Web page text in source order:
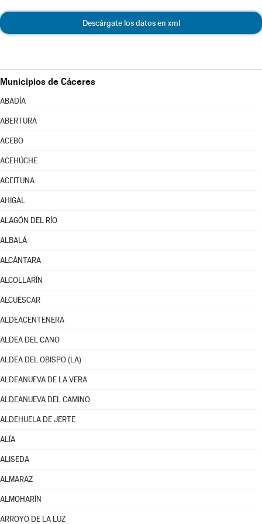
Descárgate los datos en xml
Municipios de Cáceres
ABADÍA
ABERTURA
ACEBO
ACEHÚCHE
ACEITUNA
AHIGAL
ALAGÓN DEL RÍO
ALBALÁ
ALCÁNTARA
ALCOLLARÍN
ALCUÉSCAR
ALDEACENTENERA
ALDEA DEL CANO
ALDEA DEL OBISPO (LA)
ALDEANUEVA DE LA VERA
ALDEANUEVA DEL CAMINO
ALDEHUELA DE JERTE
ALÍA
ALISEDA
ALMARAZ
ALMOHARÍN
ARROYO DE LA LUZ